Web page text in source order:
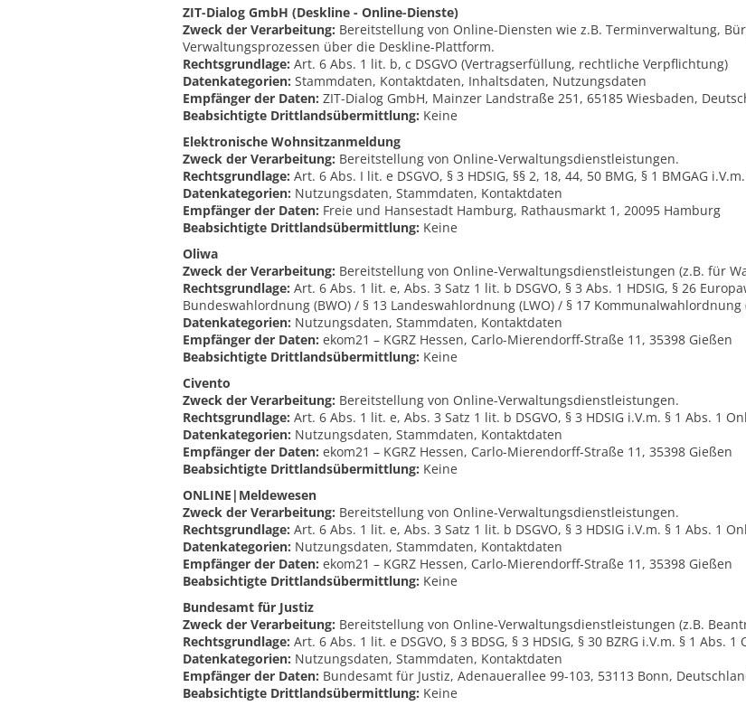
ZIT-Dialog GmbH (Deskline - Online-Dienste)
Zweck der Verarbeitung: Bereitstellung von Online-Diensten wie z.B. Terminverwaltung,
Verwaltungsprozessen über die Deskline-Plattform.
Rechtsgrundlage: Art. 6 Abs. 1 lit. b, c DSGVO (Vertragserfüllung, rechtliche Verpflichtung)
Datenkategorien: Stammdaten, Kontaktdaten, Inhaltsdaten, Nutzungsdaten
Empfänger der Daten: ZIT-Dialog GmbH, Mainzer Landstraße 251, 65185 Wiesbaden,
Beabsichtigte Drittlandsübermittlung: Keine
Elektronische Wohnsitzanmeldung
Zweck der Verarbeitung: Bereitstellung von Online-Verwaltungsdienstleistungen.
Rechtsgrundlage: Art. 6 Abs. I lit. e DSGVO, § 3 HDSIG, §§ 2, 18, 44, 50 BMG, § 1 BMGAG
Datenkategorien: Nutzungsdaten, Stammdaten, Kontaktdaten
Empfänger der Daten: Freie und Hansestadt Hamburg, Rathausmarkt 1, 20095 Hamburg
Beabsichtigte Drittlandsübermittlung: Keine
Oliwa
Zweck der Verarbeitung: Bereitstellung von Online-Verwaltungsdienstleistungen (z.B. für
Rechtsgrundlage: Art. 6 Abs. 1 lit. e, Abs. 3 Satz 1 lit. b DSGVO, § 3 Abs. 1 HDSIG, § 26
Bundeswahlordnung (BWO) / § 13 Landeswahlordnung (LWO) / § 17 Kommunalwahlordnung
Datenkategorien: Nutzungsdaten, Stammdaten, Kontaktdaten
Empfänger der Daten: ekom21 – KGRZ Hessen, Carlo-Mierendorff-Straße 11, 35398 Gießen
Beabsichtigte Drittlandsübermittlung: Keine
Civento
Zweck der Verarbeitung: Bereitstellung von Online-Verwaltungsdienstleistungen.
Rechtsgrundlage: Art. 6 Abs. 1 lit. e, Abs. 3 Satz 1 lit. b DSGVO, § 3 HDSIG i.V.m. § 1 Abs. 1
Datenkategorien: Nutzungsdaten, Stammdaten, Kontaktdaten
Empfänger der Daten: ekom21 – KGRZ Hessen, Carlo-Mierendorff-Straße 11, 35398 Gießen
Beabsichtigte Drittlandsübermittlung: Keine
ONLINE|Meldewesen
Zweck der Verarbeitung: Bereitstellung von Online-Verwaltungsdienstleistungen.
Rechtsgrundlage: Art. 6 Abs. 1 lit. e, Abs. 3 Satz 1 lit. b DSGVO, § 3 HDSIG i.V.m. § 1 Abs. 1
Datenkategorien: Nutzungsdaten, Stammdaten, Kontaktdaten
Empfänger der Daten: ekom21 – KGRZ Hessen, Carlo-Mierendorff-Straße 11, 35398 Gießen
Beabsichtigte Drittlandsübermittlung: Keine
Bundesamt für Justiz
Zweck der Verarbeitung: Bereitstellung von Online-Verwaltungsdienstleistungen (z.B.
Rechtsgrundlage: Art. 6 Abs. 1 lit. e DSGVO, § 3 BDSG, § 3 HDSIG, § 30 BZRG i.V.m. § 1 Abs.
Datenkategorien: Nutzungsdaten, Stammdaten, Kontaktdaten
Empfänger der Daten: Bundesamt für Justiz, Adenauerallee 99-103, 53113 Bonn,
Beabsichtigte Drittlandsübermittlung: Keine